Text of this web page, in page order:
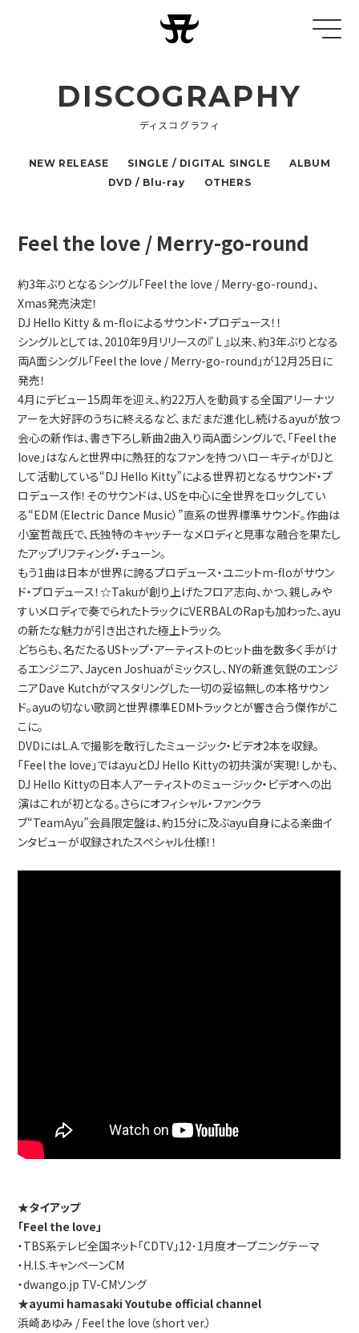
DISCOGRAPHY
ディスコグラフィ
NEW RELEASE SINGLE / DIGITAL SINGLE
ALBUM
DVD / Blu-ray
OTHERS
Feel the love / Merry-go-round
約3年ぶりとなるシングル「Feel the love / Merry-go-round」、
Xmas発売決定！
DJ Hello Kitty ＆ m-floによるサウンド・プロデュース！！
シングルとしては、2010年9月リリースの『 L 』以来、約3年ぶりとなる
両A面シングル「Feel the love / Merry-go-round」が12月25日に
発売！
4月にデビュー15周年を迎え、約22万人を動員する全国アリーナツ
アーを大好評のうちに終えるなど、まだまだ進化し続けるayuが放つ
会心の新作は、書き下ろし新曲2曲入り両A面シングルで、「Feel the
love」はなんと世界中に熱狂的なファンを持つハローキティがDJと
して活動している“DJ Hello Kitty”による世界初となるサウンド・プ
ロデュース作！そのサウンドは、USを中心に全世界をロックしてい
る“EDM（Electric Dance Music）”直系の世界標準サウンド。作曲は
小室哲哉氏で、氏独特のキャッチーなメロディと見事な融合を果たし
たアップリフティング・チューン。
もう1曲は日本が世界に誇るプロデュース・ユニットm-floがサウン
ド・プロデュース！☆Takuが創り上げたフロア志向、かつ、親しみや
すいメロディで奏でられたトラックにVERBALのRapも加わった、ayu
の新たな魅力が引き出された極上トラック。
どちらも、名だたるUSトップ・アーティストのヒット曲を数多く手がけ
るエンジニア、Jaycen Joshuaがミックスし、NYの新進気鋭のエンジ
ニアDave Kutchがマスタリングした一切の妥協無しの本格サウン
ド。ayuの切ない歌詞と世界標準EDMトラックとが響き合う傑作がこ
こに。
DVDにはL.A.で撮影を敢行したミュージック・ビデオ2本を収録。
「Feel the love」ではayuとDJ Hello Kittyの初共演が実現！しかも、
DJ Hello Kittyの日本人アーティストのミュージック・ビデオへの出
演はこれが初となる。さらにオフィシャル・ファンクラ
ブ“TeamAyu”会員限定盤は、約15分に及ぶayu自身による楽曲イ
ンタビューが収録されたスペシャル仕様！！
★タイアップ
「Feel the love」
・TBS系テレビ全国ネット「CDTV」12･1月度オープニングテーマ
・H.I.S.キャンペーンCM
・dwango.jp TV-CMソング
★ayumi hamasaki Youtube official channel
浜崎あゆみ / Feel the love（short ver.）